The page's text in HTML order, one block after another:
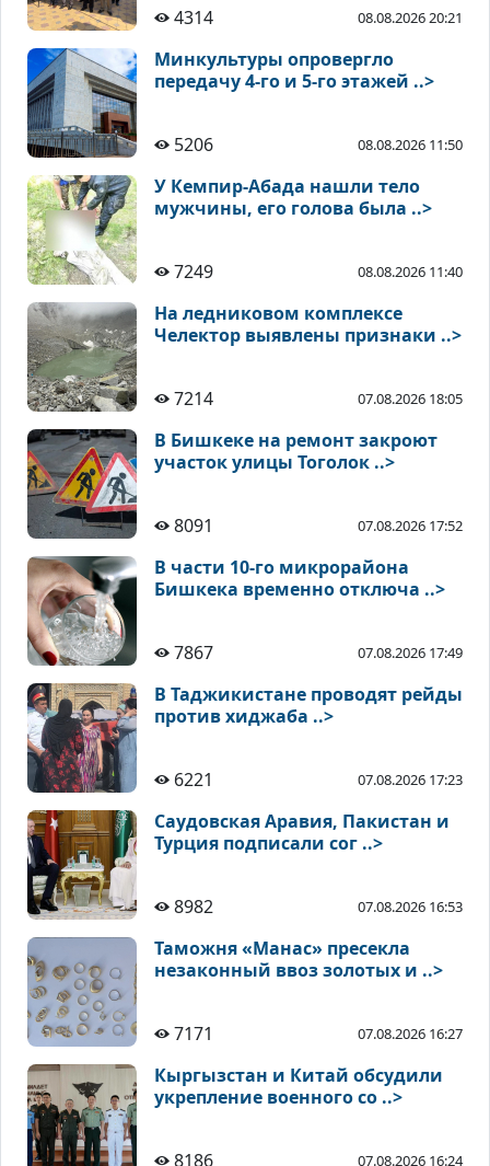
4314 08.08.2026 20:21
Минкультуры опровергло
передачу 4-го и 5-го этажей ..>
5206 08.08.2026 11:50
У Кемпир-Абада нашли тело
мужчины, его голова была ..>
7249 08.08.2026 11:40
На ледниковом комплексе
Челектор выявлены признаки ..>
7214 07.08.2026 18:05
В Бишкеке на ремонт закроют
участок улицы Тоголок ..>
8091 07.08.2026 17:52
В части 10-го микрорайона
Бишкека временно отключа ..>
7867 07.08.2026 17:49
В Таджикистане проводят рейды
против хиджаба ..>
6221 07.08.2026 17:23
Саудовская Аравия, Пакистан и
Турция подписали сог ..>
8982 07.08.2026 16:53
Таможня «Манас» пресекла
незаконный ввоз золотых и ..>
7171 07.08.2026 16:27
Кыргызстан и Китай обсудили
укрепление военного со ..>
8186 07.08.2026 16:24